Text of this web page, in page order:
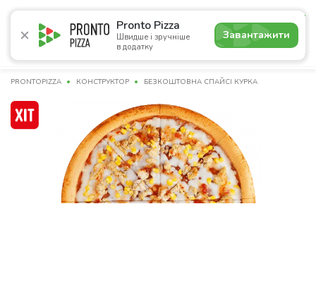
Pronto Pizza
Швидше і зручніше
в додатку
Завантажити
4.9
Акції Піца Суші Ланчі Бургери Комбо
PRONTOPIZZA КОНСТРУКТОР БЕЗКОШТОВНА СПАЙСІ КУРКА